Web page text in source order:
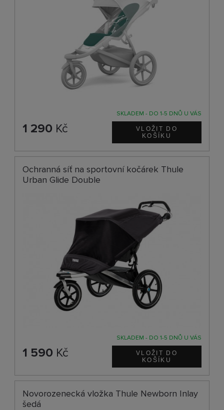
SKLADEM - DO 1-5 DNŮ U VÁS
1 290 Kč
Ochranná síť na sportovní kočárek Thule
Urban Glide Double
SKLADEM - DO 1-5 DNŮ U VÁS
1 590 Kč
Novorozenecká vložka Thule Newborn Inlay
šedá